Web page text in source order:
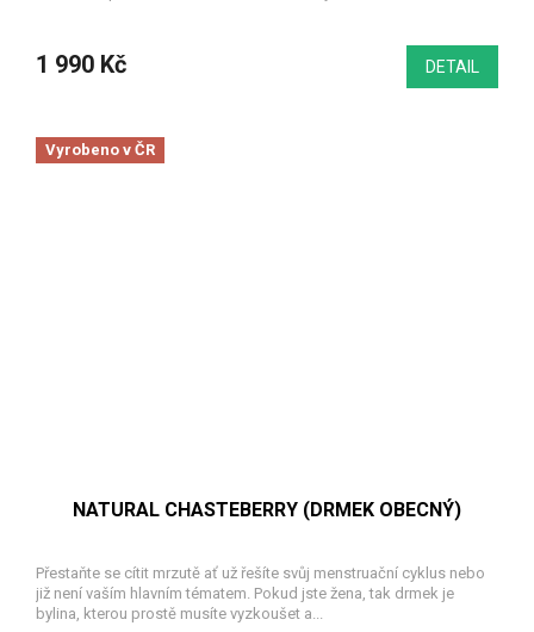
1 990 Kč DETAIL
Vyrobeno v ČR
NATURAL CHASTEBERRY (DRMEK OBECNÝ)
Přestaňte se cítit mrzutě ať už řešíte svůj menstruační cyklus nebo
již není vaším hlavním tématem. Pokud jste žena, tak drmek je
bylina, kterou prostě musíte vyzkoušet a...